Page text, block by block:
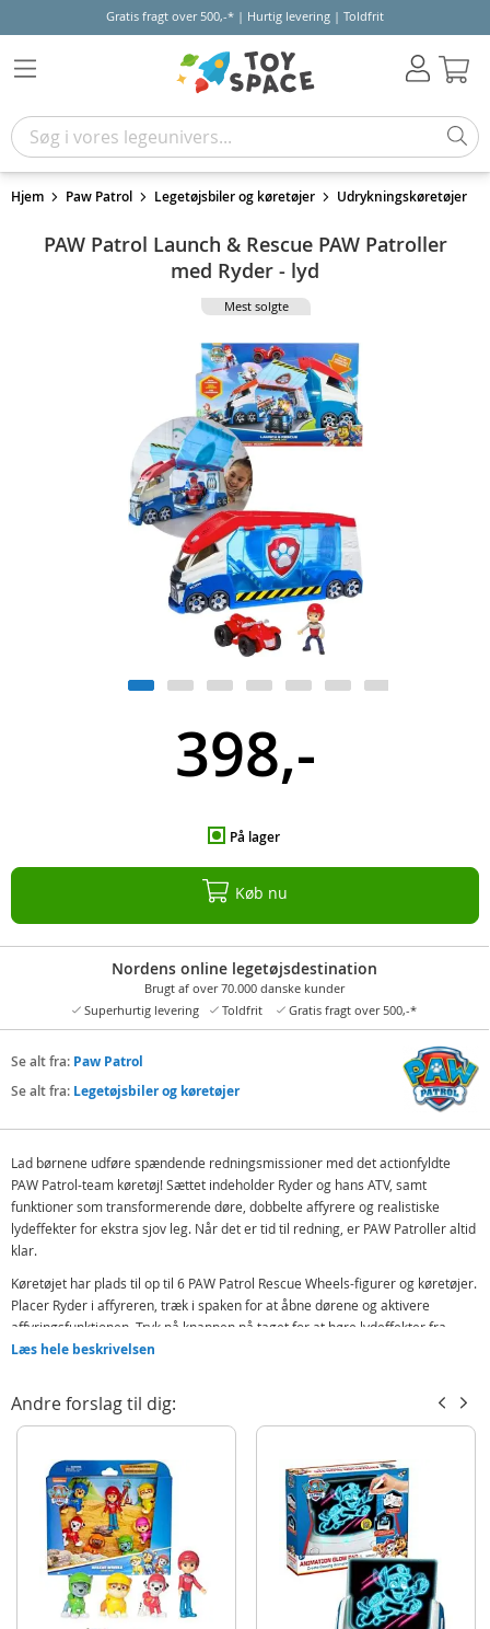
Gratis fragt over 500,-* | Hurtig levering | Toldfrit
Hjem Paw Patrol Legetøjsbiler og køretøjer Udrykningskøretøjer
PAW Patrol Launch & Rescue PAW Patroller
med Ryder - lyd
Mest solgte
398,-
På lager
Køb nu
Nordens online legetøjsdestination
Brugt af over 70.000 danske kunder
Superhurtig levering
Toldfrit Gratis fragt over 500,-*
Se alt fra: Paw Patrol
Se alt fra: Legetøjsbiler og køretøjer
Lad børnene udføre spændende redningsmissioner med det actionfyldte
PAW Patrol-team køretøj! Sættet indeholder Ryder og hans ATV, samt
funktioner som transformerende døre, dobbelte affyrere og realistiske
lydeffekter for ekstra sjov leg. Når det er tid til redning, er PAW Patroller altid
klar.
Køretøjet har plads til op til 6 PAW Patrol Rescue Wheels-figurer og køretøjer.
Placer Ryder i affyreren, træk i spaken for at åbne dørene og aktivere
affyringsfunktionen. Tryk på knappen på taget for at høre lydeffekter fra
serien (engelsk) og gøre eventyret endnu mere spændende!
tilbyder timer af fantasifuld leg. Kombiner med andre Rescue Wheels-
køretøjer og PAW Patrol Tower HQ for endnu flere eventyr!
Indeholder:
PAW Patroller
Ryder figur
Detaljer:
Batteribehov:2xAAA-batterier (demobatterier inkluderet)
Læs hele beskrivelsen
Andre forslag til dig: